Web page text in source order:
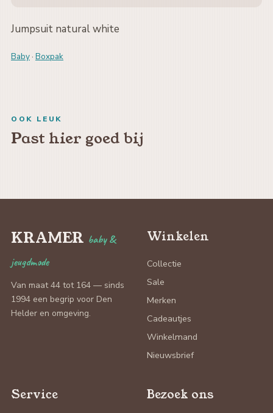
Jumpsuit natural white
Baby· Boxpak
OOK LEUK
Past hier goed bij
KRAMER baby &
jeugdmode
Van maat 44 tot 164 — sinds
1994 een begrip voor Den
Helder en omgeving.
Winkelen
Collectie
Sale
Merken
Cadeautjes
Winkelmand
Nieuwsbrief
Service Bezoek ons